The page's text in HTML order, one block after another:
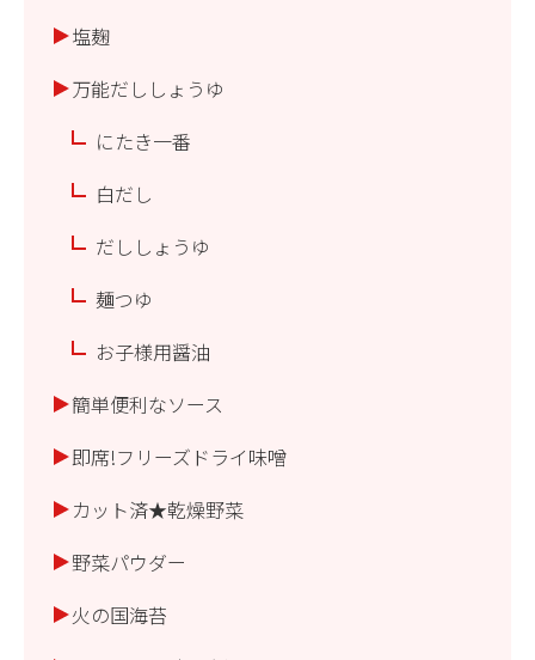
塩麹
万能だししょうゆ
にたき一番
白だし
だししょうゆ
麺つゆ
お子様用醤油
簡単便利なソース
即席!フリーズドライ味噌
カット済★乾燥野菜
野菜パウダー
火の国海苔